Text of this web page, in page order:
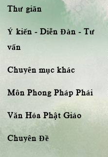
Thư giãn
Ý kiến - Diễn Đàn - Tư
vấn
Chuyên mục khác
Môn Phong Pháp Phái
Văn Hóa Phật Giáo
Chuyên Đề